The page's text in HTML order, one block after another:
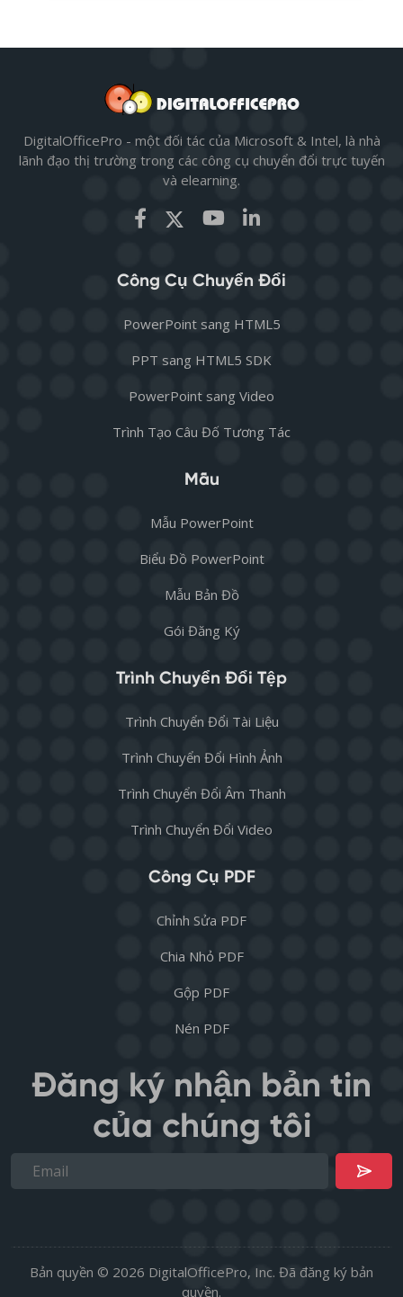
DigitalOfficePro - một đối tác của Microsoft & Intel, là nhà
lãnh đạo thị trường trong các công cụ chuyển đổi trực tuyến
và elearning.
Công Cụ Chuyển Đổi
PowerPoint sang HTML5
PPT sang HTML5 SDK
PowerPoint sang Video
Trình Tạo Câu Đố Tương Tác
Mẫu
Mẫu PowerPoint
Biểu Đồ PowerPoint
Mẫu Bản Đồ
Gói Đăng Ký
Trình Chuyển Đổi Tệp
Trình Chuyển Đổi Tài Liệu
Trình Chuyển Đổi Hình Ảnh
Trình Chuyển Đổi Âm Thanh
Trình Chuyển Đổi Video
Công Cụ PDF
Chỉnh Sửa PDF
Chia Nhỏ PDF
Gộp PDF
Nén PDF
Đăng ký nhận bản tin
của chúng tôi
Bản quyền © 2026 DigitalOfficePro, Inc. Đã đăng ký bản
quyền.